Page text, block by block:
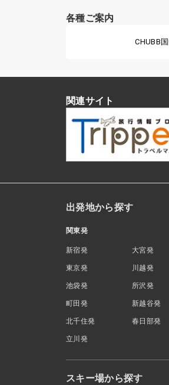
各種ご案内
CHUBB
関連サイト
出発地から探す
関東発
新宿発
東京発
池袋発
町田発
北千住発
立川発
大宮発
川越発
所沢発
新越谷発
春日部発
スキー場から探す